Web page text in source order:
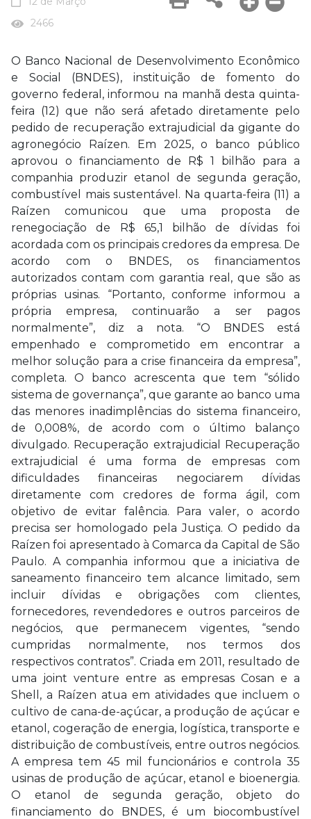
2466
O Banco Nacional de Desenvolvimento Econômico
e Social (BNDES), instituição de fomento do
governo federal, informou na manhã desta quinta-
feira (12) que não será afetado diretamente pelo
pedido de recuperação extrajudicial da gigante do
agronegócio Raízen. Em 2025, o banco público
aprovou o financiamento de R$ 1 bilhão para a
companhia produzir etanol de segunda geração,
combustível mais sustentável. Na quarta-feira (11) a
Raízen comunicou que uma proposta de
renegociação de R$ 65,1 bilhão de dívidas foi
acordada com os principais credores da empresa. De
acordo com o BNDES, os financiamentos
autorizados contam com garantia real, que são as
próprias usinas. “Portanto, conforme informou a
própria empresa, continuarão a ser pagos
normalmente”, diz a nota. “O BNDES está
empenhado e comprometido em encontrar a
melhor solução para a crise financeira da empresa”,
completa. O banco acrescenta que tem “sólido
sistema de governança”, que garante ao banco uma
das menores inadimplências do sistema financeiro,
de 0,008%, de acordo com o último balanço
divulgado. Recuperação extrajudicial Recuperação
extrajudicial é uma forma de empresas com
dificuldades financeiras negociarem dívidas
diretamente com credores de forma ágil, com
objetivo de evitar falência. Para valer, o acordo
precisa ser homologado pela Justiça. O pedido da
Raízen foi apresentado à Comarca da Capital de São
Paulo. A companhia informou que a iniciativa de
saneamento financeiro tem alcance limitado, sem
incluir dívidas e obrigações com clientes,
fornecedores, revendedores e outros parceiros de
negócios, que permanecem vigentes, “sendo
cumpridas normalmente, nos termos dos
respectivos contratos”. Criada em 2011, resultado de
uma joint venture entre as empresas Cosan e a
Shell, a Raízen atua em atividades que incluem o
cultivo de cana-de-açúcar, a produção de açúcar e
etanol, cogeração de energia, logística, transporte e
distribuição de combustíveis, entre outros negócios.
A empresa tem 45 mil funcionários e controla 35
usinas de produção de açúcar, etanol e bioenergia.
O etanol de segunda geração, objeto do
financiamento do BNDES, é um biocombustível